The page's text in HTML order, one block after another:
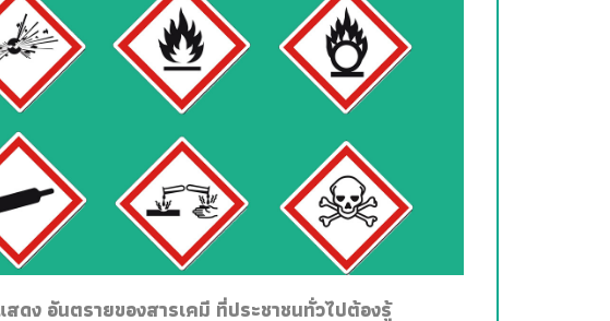
ง อันตรายของสารเคมี ที่ประชาชนทั่วไปต้องรู้